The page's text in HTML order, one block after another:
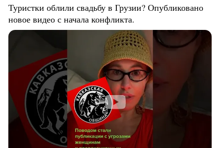
Туристки облили свадьбу в Грузии? Опубликовано
новое видео с начала конфликта.